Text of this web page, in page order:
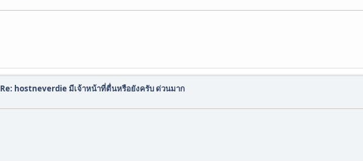
Re: hostneverdie มีเจ้าหน้าที่ตื่นหรือยังครับ ด่วนมาก